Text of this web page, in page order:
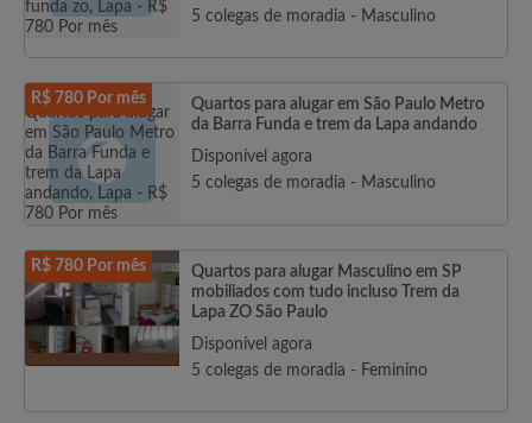
5 colegas de moradia - Masculino
R$ 780 Por mês
Quartos para alugar em São Paulo Metro
da Barra Funda e trem da Lapa andando
Disponível agora
5 colegas de moradia - Masculino
R$ 780 Por mês
Quartos para alugar Masculino em SP
mobiliados com tudo incluso Trem da
Lapa ZO São Paulo
Disponível agora
5 colegas de moradia - Feminino